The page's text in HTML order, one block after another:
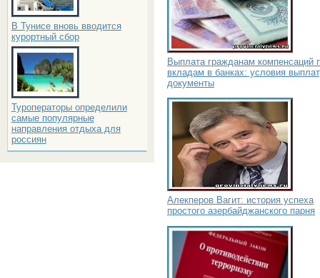
В Тунисе вновь вводится
курортный сбор
Туроператоры определили
самые популярные
направления отдыха для
россиян
Выплата гражданам компенсаций
вкладам в банках: условия
документы
Алекперов Вагит: история успеха
простого азербайджанского парня